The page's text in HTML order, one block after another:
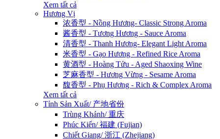
Xem tất cả
Hương Vị
浓香型 - Nồng Hương- Classic Strong Aroma
酱香型 - Tương Hương - Sauce Aroma
清香型 - Thanh Hương- Elegant Light Aroma
米香型 - Gạo Hương - Refined Rice Aroma
黄酒型 - Hoàng Tửu - Aged Shaoxing Wine
芝麻香型 - Hương Vừng - Sesame Aroma
馥香型 - Phụ Hương - Rich & Complex Aroma
Xem tất cả
Tỉnh Sản Xuất/ 产地省份
Trùng Khánh/ 重庆
Phúc Kiến/ 福建 (Fujian)
Chiết Giang/ 浙江 (Zhejiang)